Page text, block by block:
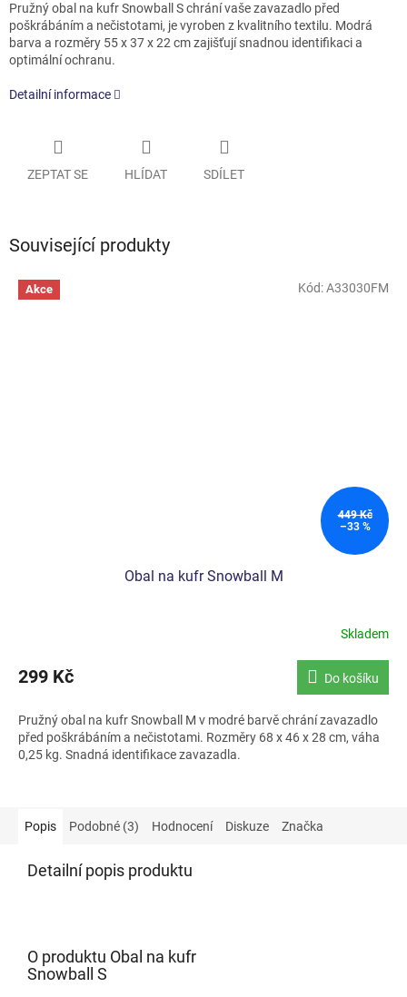
Pružný obal na kufr Snowball S chrání vaše zavazadlo před
poškrábáním a nečistotami, je vyroben z kvalitního textilu. Modrá
barva a rozměry 55 x 37 x 22 cm zajišťují snadnou identifikaci a
optimální ochranu.
Detailní informace
ZEPTAT SE HLÍDAT SDÍLET
Související produkty
Akce
449 Kč
–33 %
Obal na kufr Snowball M
Skladem
299 Kč Do košíku
Pružný obal na kufr Snowball M v modré barvě chrání zavazadlo
před poškrábáním a nečistotami. Rozměry 68 x 46 x 28 cm, váha
0,25 kg. Snadná identifikace zavazadla.
Kód:A33030FM
Popis Podobné (3) Hodnocení Diskuze Značka
Detailní popis produktu
O produktu Obal na kufr
Snowball S